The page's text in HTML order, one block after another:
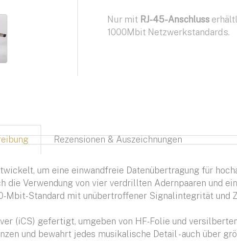
Nur mit RJ-45-Anschluss
1000Mbit Netzwerkstandards.
Rezensionen & Auszeichnungen
um eine einwandfreie Datenübertragung für
die Verwendung von vier verdrillten Adernpaaren und
Mbit-Standard mit unübertroffener Signalintegrität und
(iCS) gefertigt, umgeben von HF-Folie und
und bewahrt jedes musikalische Detail - auch über